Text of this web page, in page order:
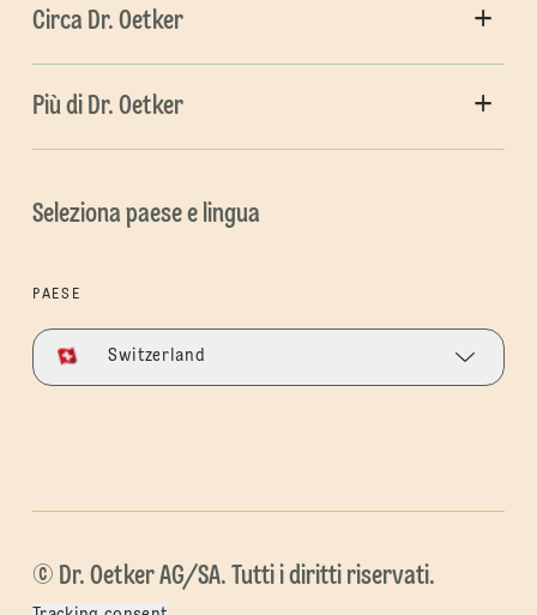
Circa Dr. Oetker
Più di Dr. Oetker
Seleziona paese e lingua
PAESE
Switzerland
© Dr. Oetker AG/SA. Tutti i diritti riservati.